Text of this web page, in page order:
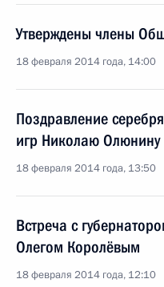
Утверждены члены
18 февраля 2014 года, 14:00
Поздравление
игр Николаю Олюнину
18 февраля 2014 года, 13:50
Встреча с
Олегом Королёвым
18 февраля 2014 года, 12:10